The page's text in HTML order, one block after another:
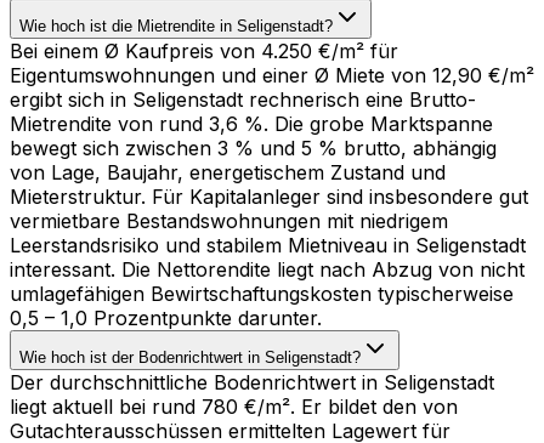
Wie hoch ist die Mietrendite in Seligenstadt?
Bei einem Ø Kaufpreis von 4.250 €/m² für
Eigentumswohnungen und einer Ø Miete von 12,90 €/m²
ergibt sich in Seligenstadt rechnerisch eine Brutto-
Mietrendite von rund 3,6 %. Die grobe Marktspanne
bewegt sich zwischen 3 % und 5 % brutto, abhängig
von Lage, Baujahr, energetischem Zustand und
Mieterstruktur. Für Kapitalanleger sind insbesondere gut
vermietbare Bestandswohnungen mit niedrigem
Leerstandsrisiko und stabilem Mietniveau in Seligenstadt
interessant. Die Nettorendite liegt nach Abzug von nicht
umlagefähigen Bewirtschaftungskosten typischerweise
0,5 – 1,0 Prozentpunkte darunter.
Wie hoch ist der Bodenrichtwert in Seligenstadt?
Der durchschnittliche Bodenrichtwert in Seligenstadt
liegt aktuell bei rund 780 €/m². Er bildet den von
Gutachterausschüssen ermittelten Lagewert für